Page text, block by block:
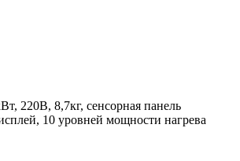
220В, 8,7кг, сенсорная панель
10 уровней мощности нагрева